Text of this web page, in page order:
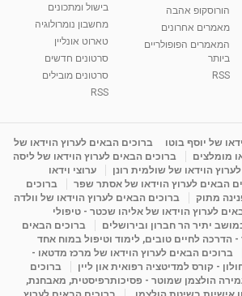
05:37
משמעות חודש הלידה -
לאימון התנהגותי - קשב
09:12
- היכרות עם האני הפנימי
הלב" בהרצליה-
הורוסקופ אהבה
מאמרים אחרונים
המאמרים הפופולריים
ביותר
RSS
בישול ומתכונים
מחשבון נומרולוגיה
טארוט אונליין
סרטונים חדשים
סרטונים מובילים
RSS
של יוסף בוטו
ברוכים הבאים לערוץ הוידאו של
מומלצים
ברוכים הבאים לערוץ הוידאו של ליסה
הוידאו של שולמית רונן
ערוצי וידאו
הבאים לערוץ הוידאו של אסתר שפר
ברוכים
מתוק
ברוכים הבאים לערוץ הוידאו של וולדה
לערוץ הוידאו של אליהו שכטר - טיפולי
יתיר הר חברון ובירושלים
ברוכים הבאים
- הדרכה לחיים טובים, לימוד וטיפול במוח אחד
ברוכים הבאים לערוץ הוידאו של מרכז מדטאו -
- קורס למדיטציה רפואית און ליין
ברוכים
הולצמן שמוטר - פסיכותרפיסטית, מאבחנת,